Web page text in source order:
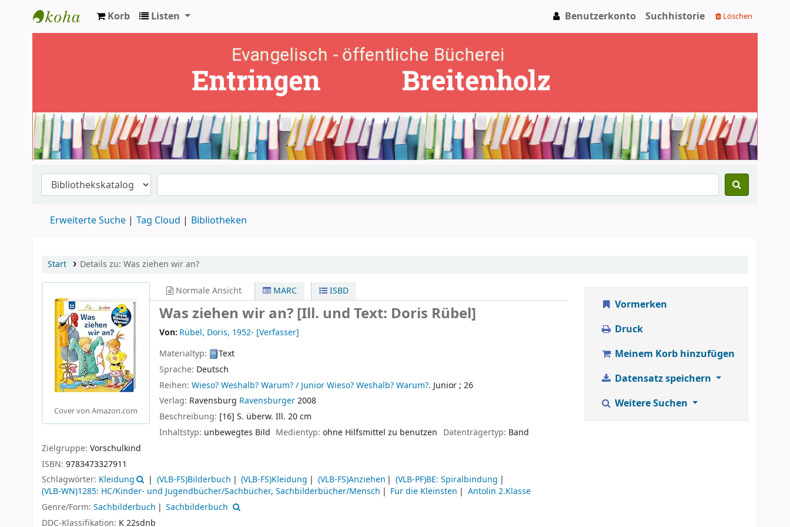
Ev. Bücherei Entringen
Korb Listen Benutzerkonto Suchhistorie Löschen
Erweiterte Suche Tag Cloud Bibliotheken
Start Details zu: Was ziehen wir an?
Cover von Amazon.com
Normale Ansicht MARC ISBD
Was ziehen wir an?[Ill. und Text: Doris Rübel]
Von: Rübel, Doris, 1952- [Verfasser]
Materialtyp:
Text
Sprache: Deutsch
Reihen: Wieso? Weshalb? Warum? / Junior Wieso? Weshalb? Warum?. Junior ; 26
Verlag: Ravensburg Ravensburger2008
Beschreibung: [16] S. überw. Ill. 20 cm
Inhaltstyp: unbewegtes Bild Medientyp:ohne Hilfsmittel zu benutzen Datenträgertyp: Band
Zielgruppe: Vorschulkind
ISBN: 9783473327911
Schlagwörter: Kleidung (VLB-FS)Bilderbuch (VLB-FS)Kleidung (VLB-FS)Anziehen
(VLB-PF)BE: Spiralbindung
(VLB-WN)1285: HC/Kinder- und Jugendbücher/Sachbücher, Sachbilderbücher/Mensch
Für die Kleinsten
Antolin 2.Klasse
Genre/Form: Sachbilderbuch
Sachbilderbuch
DDC-Klassifikation: K 22sdnb
Vormerken
Druck
Meinem Korb hinzufügen
Datensatz speichern
Weitere Suchen